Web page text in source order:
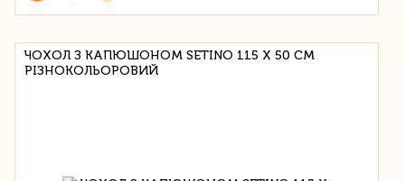
ЧОХОЛ З КАПЮШОНОМ SETINO 115 Х 50 СМ
РІЗНОКОЛЬОРОВИЙ